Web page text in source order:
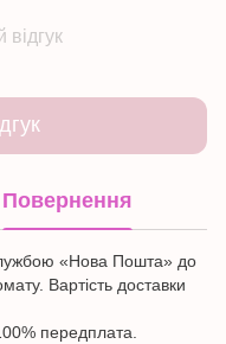
Повернення
«Нова Пошта» до
Вартість доставки
передплата.